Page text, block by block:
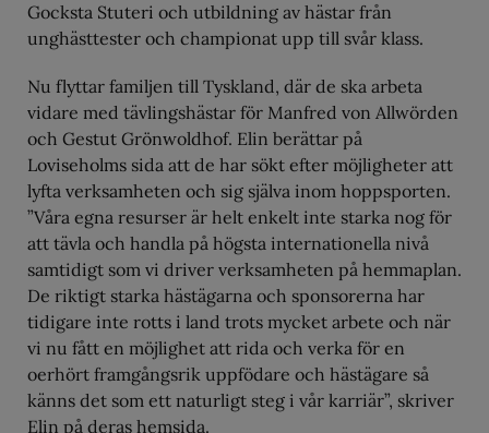
Gocksta Stuteri och utbildning av hästar från
unghästtester och championat upp till svår klass.
Nu flyttar familjen till Tyskland, där de ska arbeta
vidare med tävlingshästar för Manfred von Allwörden
och Gestut Grönwoldhof. Elin berättar på
Loviseholms sida att de har sökt efter möjligheter att
lyfta verksamheten och sig själva inom hoppsporten.
”Våra egna resurser är helt enkelt inte starka nog för
att tävla och handla på högsta internationella nivå
samtidigt som vi driver verksamheten på hemmaplan.
De riktigt starka hästägarna och sponsorerna har
tidigare inte rotts i land trots mycket arbete och när
vi nu fått en möjlighet att rida och verka för en
oerhört framgångsrik uppfödare och hästägare så
känns det som ett naturligt steg i vår karriär”, skriver
Elin på deras hemsida.